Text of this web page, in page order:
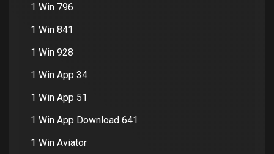
1 Win 796
1 Win 841
1 Win 928
1 Win App 34
1 Win App 51
1 Win App Download 641
1 Win Aviator